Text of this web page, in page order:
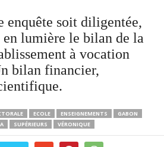
enquête soit diligentée,
en lumière le bilan de la
à vocation
bilan financier,
ECOLE ENSEIGNEMENTS
GABON
SUPÉRIEURS VÉRONIQUE